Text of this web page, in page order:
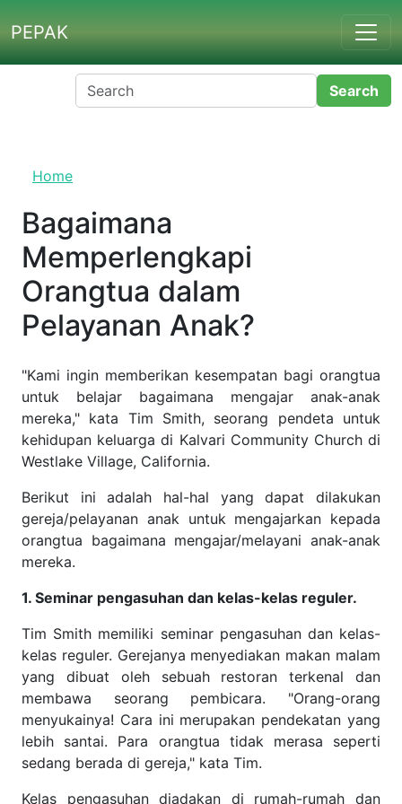
PEPAK
Home
Bagaimana
Memperlengkapi
Orangtua dalam
Pelayanan Anak?
"Kami ingin memberikan kesempatan bagi orangtua
untuk belajar bagaimana mengajar anak-anak
mereka," kata Tim Smith, seorang pendeta untuk
kehidupan keluarga di Kalvari Community Church di
Westlake Village, California.
Berikut ini adalah hal-hal yang dapat dilakukan
gereja/pelayanan anak untuk mengajarkan kepada
orangtua bagaimana mengajar/melayani anak-anak
mereka.
1. Seminar pengasuhan dan kelas-kelas reguler.
Tim Smith memiliki seminar pengasuhan dan kelas-
kelas reguler. Gerejanya menyediakan makan malam
yang dibuat oleh sebuah restoran terkenal dan
membawa seorang pembicara. "Orang-orang
menyukainya! Cara ini merupakan pendekatan yang
lebih santai. Para orangtua tidak merasa seperti
sedang berada di gereja," kata Tim.
Kelas pengasuhan diadakan di rumah-rumah dan